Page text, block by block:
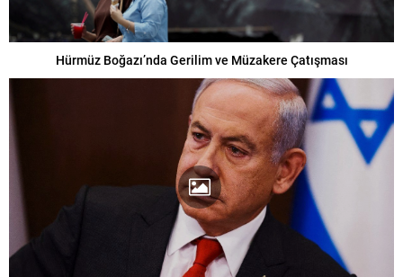
Hürmüz Boğazı’nda Gerilim ve Müzakere Çatışması